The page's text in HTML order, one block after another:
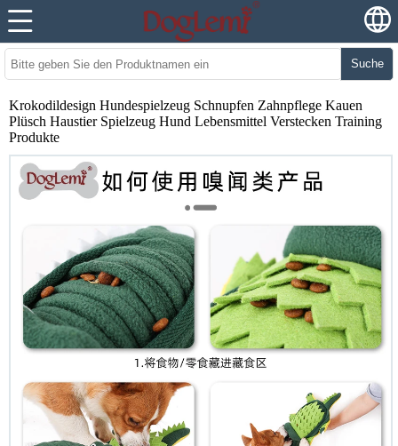
Suche
Krokodildesign Hundespielzeug Schnupfen Zahnpflege Kauen
Plüsch Haustier Spielzeug Hund Lebensmittel Verstecken Training
Produkte